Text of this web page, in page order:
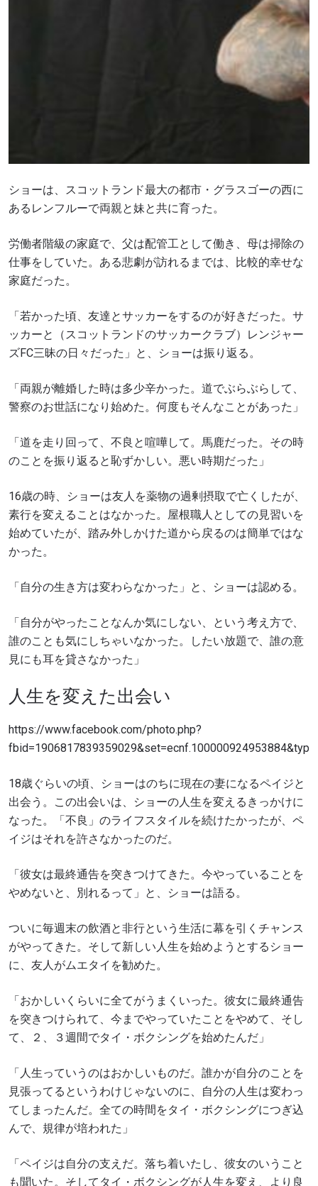
ショーは、スコットランド最大の都市・グラスゴーの西に
あるレンフルーで両親と妹と共に育った。
労働者階級の家庭で、父は配管工として働き、母は掃除の
仕事をしていた。ある悲劇が訪れるまでは、比較的幸せな
家庭だった。
「若かった頃、友達とサッカーをするのが好きだった。サ
ッカーと（スコットランドのサッカークラブ）レンジャー
ズFC三昧の日々だった」と、ショーは振り返る。
「両親が離婚した時は多少辛かった。道でぶらぶらして、
警察のお世話になり始めた。何度もそんなことがあった」
「道を走り回って、不良と喧嘩して。馬鹿だった。その時
のことを振り返ると恥ずかしい。悪い時期だった」
16歳の時、ショーは友人を薬物の過剰摂取で亡くしたが、
素行を変えることはなかった。屋根職人としての見習いを
始めていたが、踏み外しかけた道から戻るのは簡単ではな
かった。
「自分の生き方は変わらなかった」と、ショーは認める。
「自分がやったことなんか気にしない、という考え方で、
誰のことも気にしちゃいなかった。したい放題で、誰の意
見にも耳を貸さなかった」
人生を変えた出会い
https://www.facebook.com/photo.php?
18歳ぐらいの頃、ショーはのちに現在の妻になるペイジと
出会う。この出会いは、ショーの人生を変えるきっかけに
なった。「不良」のライフスタイルを続けたかったが、ペ
イジはそれを許さなかったのだ。
「彼女は最終通告を突きつけてきた。今やっていることを
やめないと、別れるって」と、ショーは語る。
ついに毎週末の飲酒と非行という生活に幕を引くチャンス
がやってきた。そして新しい人生を始めようとするショー
に、友人がムエタイを勧めた。
「おかしいくらいに全てがうまくいった。彼女に最終通告
を突きつけられて、今までやっていたことをやめて、そし
て、２、３週間でタイ・ボクシングを始めたんだ」
「人生っていうのはおかしいものだ。誰かが自分のことを
見張ってるというわけじゃないのに、自分の人生は変わっ
てしまったんだ。全ての時間をタイ・ボクシングにつぎ込
んで、規律が培われた」
「ペイジは自分の支えだ。落ち着いたし、彼女のいうこと
も聞いた。そしてタイ・ボクシングが人生を変え、より良